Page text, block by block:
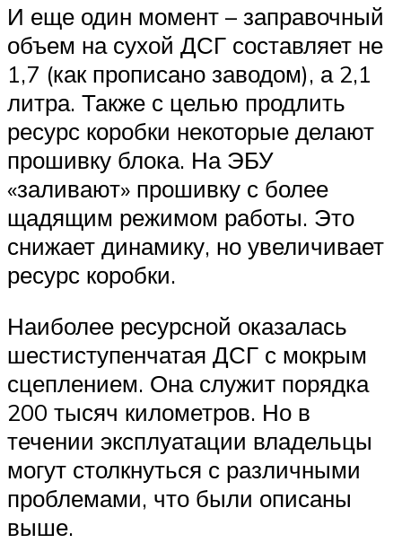
И еще один момент – заправочный
объем на сухой ДСГ составляет не
1,7 (как прописано заводом), а 2,1
литра. Также с целью продлить
ресурс коробки некоторые делают
прошивку блока. На ЭБУ
«заливают» прошивку с более
щадящим режимом работы. Это
снижает динамику, но увеличивает
ресурс коробки.
Наиболее ресурсной оказалась
шестиступенчатая ДСГ с мокрым
сцеплением. Она служит порядка
200 тысяч километров. Но в
течении эксплуатации владельцы
могут столкнуться с различными
проблемами, что были описаны
выше.